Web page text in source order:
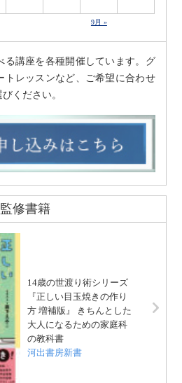
9月 »
る講座を各種開催しています。グ
トレッスンなど、ご希望に合わせ
ください。
監修書籍
14歳の世渡り術シリーズ
『正しい目玉焼きの作り
方 増補版』 きちんとした
大人になるための家庭科
の教科書
河出書房新書